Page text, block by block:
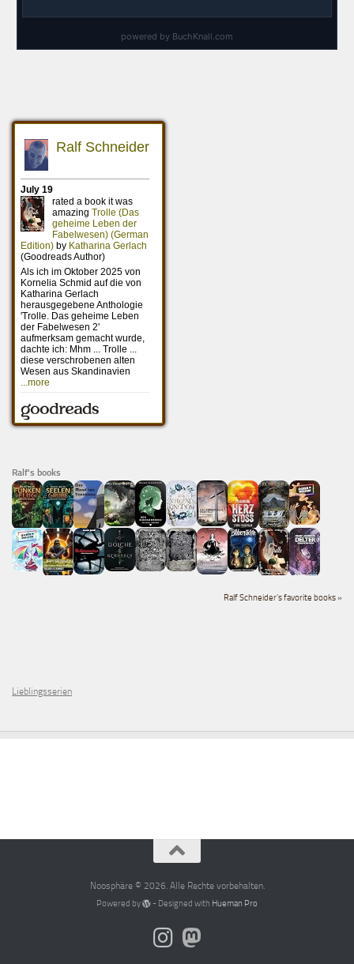
Ralf's books
Ralf Schneider's favorite books »
Lieblingsserien
Noosphäre © 2026. Alle Rechte vorbehalten.
Powered by - Designed with Hueman Pro